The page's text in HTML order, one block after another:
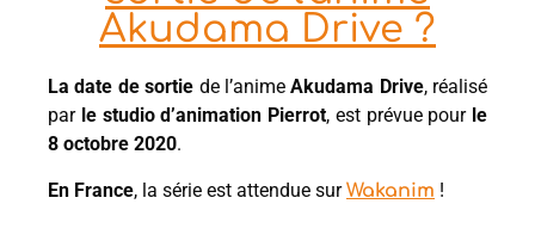
Akudama Drive ?
La date de sortie de l’animeAkudama Drive, réalisé
par le studio d’animation Pierrot, est prévue pour le
8 octobre 2020.
En France, la série est attendue surWakanim !